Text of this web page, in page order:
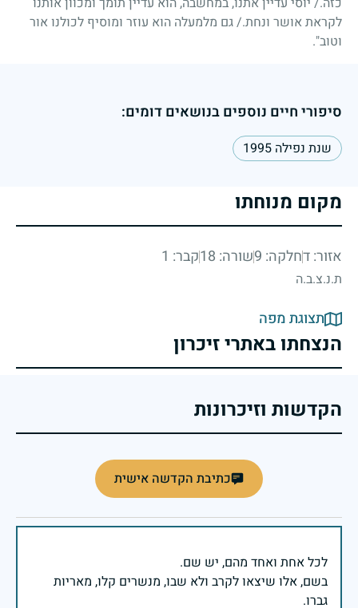
לקראת אושר ונחת./ גם מלמעלה הוא עוזר ומוסיף לכולנו אור
וטוב".
סיפורי חיים נוספים בנושאים דומים:
שנת נפילה 1995
מקום מנוחתו
אזור: דחלקה: 9 שורה: 18 קבר: 1
ת.נ.צ.ב.ה
תצוגת מפה
הנצחתו באתרי זיכרון
הקדשות וזיכרונות
כתיבת הקדשה אישית
בשם, אלו שיצאו לקרב ולא שבו, מנשרים קלו, מאריות